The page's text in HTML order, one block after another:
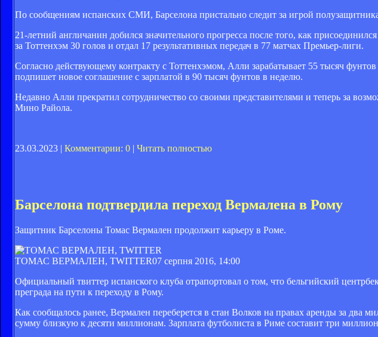
По сообщениям испанских СМИ, Барселона пристально следит за игрой
21-летний англичанин добился значительного прогресса после того, как
за Тоттенхэм 30 голов и отдал 17 результативных передач в 77 матчах Премьер-лиги.
Согласно действующему контракту с Тоттенхэмом, Алли зарабатывает 55 тысяч
подпишет новое соглашение с зарплатой в 90 тысяч фунтов в неделю.
Недавно Алли прекратил сотрудничество со своими представителями и теперь за
Мино Райола.
23.03.2023 | Комментарии: 0 | Читать полностью
Барселона подтвердила переход Вермалена в Рому
Защитник Барселоны Томас Вермален продолжит карьеру в Роме.
ТОМАС ВЕРМАЛЕН, TWITTER07 серпня 2016, 14:00
Официальный твиттер испанского клуба отрапортовал о том, что бельгийский
преграда на пути к переходу в Рому.
Как сообщалось ранее, Вермален переберется в стан Волков на правах аренды за два
сумму близкую к десяти миллионам. Зарплата футболиста в Риме составит три